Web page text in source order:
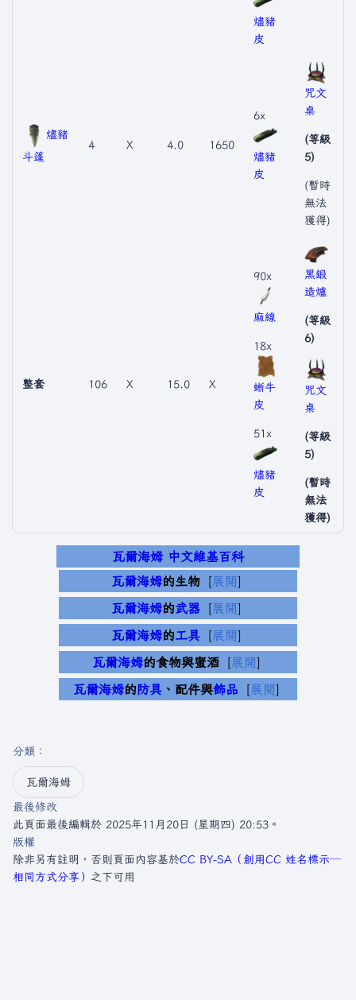
燼豬
皮
燼豬
斗篷
4 X 4.0 1650
6x
燼豬
皮
咒文
桌
(等級
5)
(暫時
無法
獲得)
整套 106 X 15.0 X
90x
麻線
18x
蜥牛
皮
51x
燼豬
皮
黑鍛
造爐
(等級
6)
咒文
桌
(等級
5)
(暫時
無法
獲得)
瓦爾海姆 中文維基百科
瓦爾海姆的生物
展開
瓦爾海姆的武器
展開
瓦爾海姆的工具
展開
瓦爾海姆的食物與蜜酒
展開
瓦爾海姆的防具、配件與飾品 展開
分類 ：​
瓦爾海姆
最後修改
此頁面最後編輯於 2025年11月20日 (星期四) 20:53。
版權
除非另有註明，否則頁面內容基於CC BY-SA（創用CC 姓名標示─
相同方式分享） 之下可用